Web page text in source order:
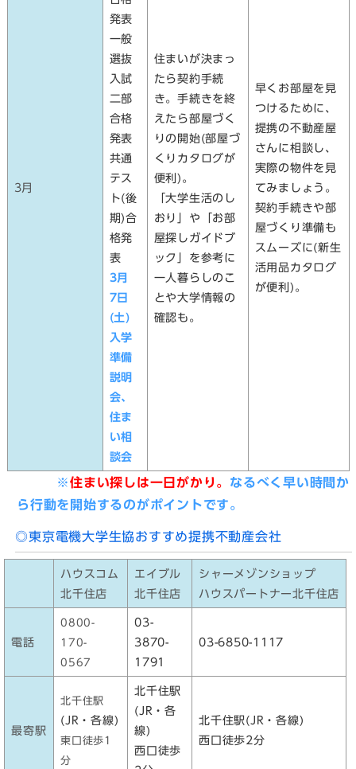
3月
発表
一般
選抜
入試
二部
合格
発表
共通
テス
ト(後
期)合
格発
表
3月
7日
(土)
入学
準備
説明
会、
住ま
い相
談会
住まいが決まっ
たら契約手続
き。手続きを終
えたら部屋づく
りの開始(部屋づ
くりカタログが
便利)。
「大学生活のし
おり」や「お部
屋探しガイドブ
ック」を参考に
一人暮らしのこ
とや大学情報の
確認も。
早くお部屋を見
つけるために、
提携の不動産屋
さんに相談し、
実際の物件を見
てみましょう。
契約手続きや部
屋づくり準備も
スムーズに(新生
活用品カタログ
が便利)。
※住まい探しは一日がかり。 なるべく早い時間か
ら行動を開始するのがポイントです。
◎東京電機大学生協おすすめ提携不動産会社
ハウスコム
北千住店
エイブル
北千住店
シャーメゾンショップ
ハウスパートナー北千住店
電話
0800-
170-
0567
03-
3870-
1791
03-6850-1117
最寄駅
北千住駅
(JR・各線)
東口徒歩1
分
北千住駅
(JR・各
線)
西口徒歩
北千住駅(JR・各線)
西口徒歩2分